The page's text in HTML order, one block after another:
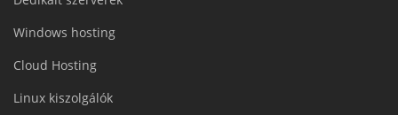
Windows hosting
Cloud Hosting
Linux kiszolgálók